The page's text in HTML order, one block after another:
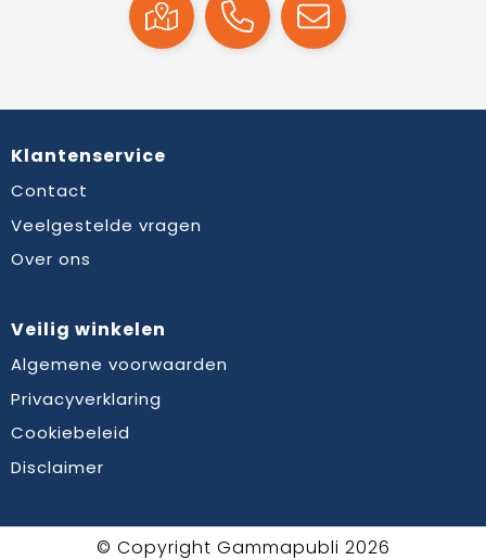
Klantenservice
Contact
Veelgestelde vragen
Over ons
Veilig winkelen
Algemene voorwaarden
Privacyverklaring
Cookiebeleid
Disclaimer
© Copyright Gammapubli 2026